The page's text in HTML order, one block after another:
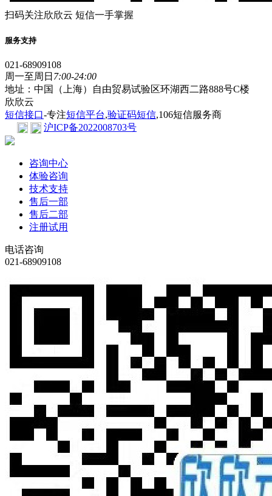
扫码关注欣欣云 短信一手掌握
服务支持
021-68909108
周一至周日 7:00-24:00
地址：中国（上海）自由贸易试验区环湖西二路888号C楼
欣欣云
短信接口-专注短信平台,验证码短信,106短信服务商
沪ICP备2022008703号
咨询中心
体验咨询
技术支持
售后一部
售后二部
注册试用
电话咨询
021-68909108